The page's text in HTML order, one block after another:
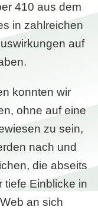
410 aus dem
in zahlreichen
auf
konnten wir
ohne auf eine
zu sein,
nach und
die abseits
tiefe Einblicke in
an sich